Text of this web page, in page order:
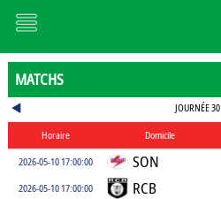
MATCHS
JOURNÉE 30
Horaire Domicile
2026-05-10 17:00:00
SON
2026-05-10 17:00:00 RCB